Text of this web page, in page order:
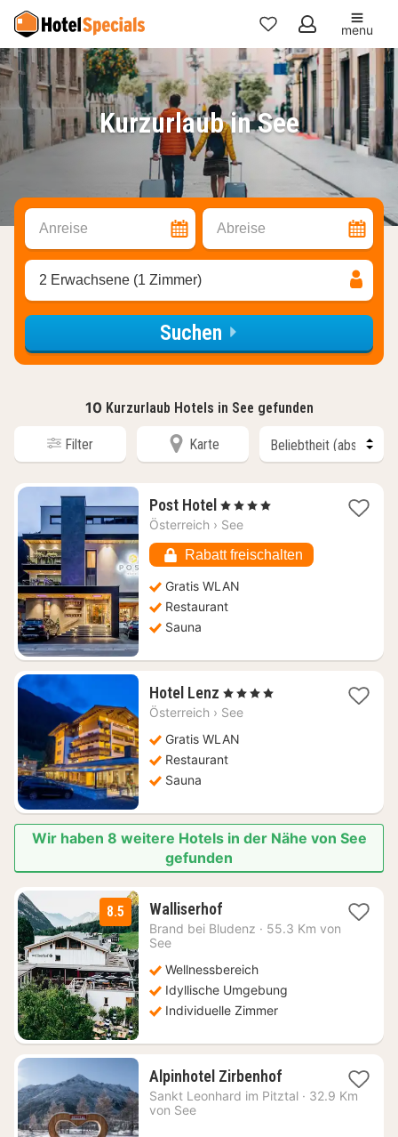
Meine
Favoriten
menu
Kurzurlaub in See
Anreise Abreise
2 Erwachsene (1 Zimmer)
Suchen
10 Kurzurlaub Hotels in See gefunden
Filter Karte
Post Hotel 1
Nacht
211,37
€
, 4 Sterne
Österreich › See
Rabatt freischalten
Gratis WLAN
Restaurant
Sauna
Hotel Lenz 1
Nacht
124,24
€
, 4 Sterne
Österreich › See
Gratis WLAN
Restaurant
Sauna
Wir haben 8 weitere Hotels in der Nähe von See
gefunden
8.5 Walliserhof1
Nacht
€
Brand bei Bludenz · 55.3 Km von
See
Wellnessbereich
Idyllische Umgebung
Individuelle Zimmer
Alpinhotel Zirbenhof2
Nächte
Sankt Leonhard im Pitztal · 32.9 Km
von See